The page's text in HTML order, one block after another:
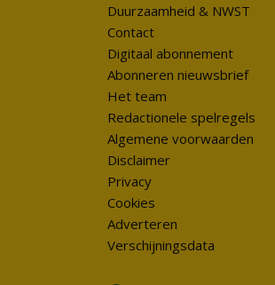
Duurzaamheid & NWST
Contact
Digitaal abonnement
Abonneren nieuwsbrief
Het team
Redactionele spelregels
Algemene voorwaarden
Disclaimer
Privacy
Cookies
Adverteren
Verschijningsdata